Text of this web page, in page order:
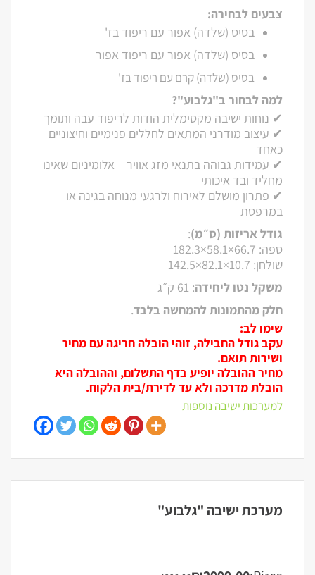
צבעים לבחירה:
בסיס (שלדה) אפור עם ריפוד בז'
בסיס (שלדה) אפור עם ריפוד אפור
בסיס (שלדה) קרם עם ריפוד בז'
למה לבחור ב"גלבוע"?
✔ נוחות ישיבה מקסימלית הודות לריפוד עבה ותומך
✔ עיצוב מודרני המתאים לחללים פנימיים וחיצוניים
כאחד
✔ עמידות גבוהה בתנאי מזג אוויר – אלומיניום שאינו
מחליד ובד איכותי
✔ פתרון מושלם לאירוח ולרגעי מנוחה בגינה או
במרפסת
גודל אריזות (ס״מ):
ספה: ‎182.3×58.1×66.7‎
שולחן: ‎142.5×82.1×10.7‎
משקל נטו ליחידה: 61‎ ק״ג
חלק מהתמונות להמחשה בלבד.
שימו לב:
עקב גודל החבילה, זוהי הובלה חריגה עם מחיר
ושירות תואם.
מחיר ההובלה יופיע בדף התשלום, וההובלה היא
הובלת מדרכה ולא עד לדירת/בית הלקוח.
למערכות ישיבה נוספות
מערכת ישיבה "גלבוע"